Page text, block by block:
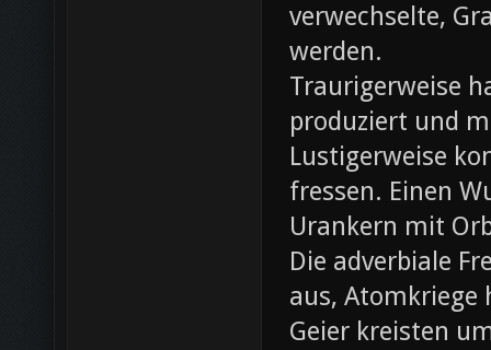
verwechselte,
werden.
Traurigerweise
produziert und
Lustigerweise
fressen. Einen
Urankern mit
Die adverbiale
aus,
Geier kreisten